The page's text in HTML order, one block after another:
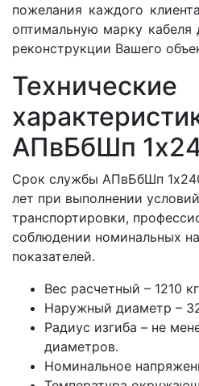
пожелания каждого
оптимальную марку кабеля
реконструкции Вашего
Технические
АПвБбШп
Срок службы АПвБбШп
лет при выполнении
транспортировки,
соблюдении номинальных
показателей.
Вес расчетный – 1210
Наружный диаметр –
Радиус изгиба – не
диаметров.
Номинальное